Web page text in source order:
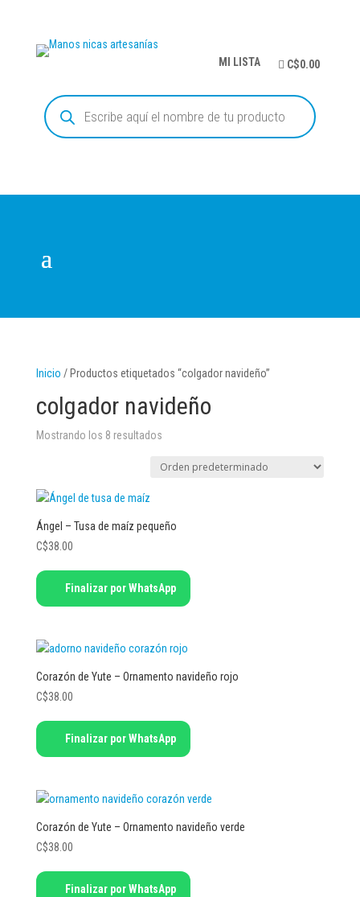
MI LISTA C$0.00
Búsqueda
de
productos
Inicio / Productos etiquetados “colgador navideño”
colgador navideño
Mostrando los 8 resultados
Ángel – Tusa de maíz pequeño
C$38.00
Finalizar por WhatsApp
Corazón de Yute – Ornamento navideño rojo
C$38.00
Finalizar por WhatsApp
Corazón de Yute – Ornamento navideño verde
C$38.00
Finalizar por WhatsApp